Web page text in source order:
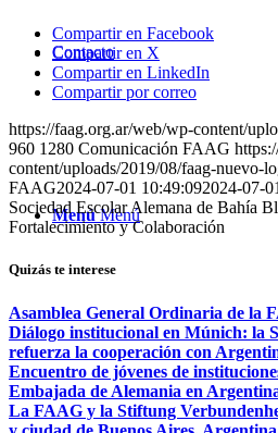
Contacto
Menú Menú
Compartir en Facebook
Compartir en X
Compartir en LinkedIn
Compartir por correo
https://faag.org.ar/web/wp-content/
960 1280 Comunicación FAAG
content/uploads/2019/08/faag-nuevo-
FAAG2024-07-01 10:49:092024-07-
Sociedad Escolar Alemana de Bahía
Fortalecimiento y Colaboración
Quizás te interese
Asamblea General Ordinaria de la
Diálogo institucional en Múnich: la
refuerza la cooperación con
Encuentro de jóvenes de
Embajada de Alemania en
La FAAG y la Stiftung